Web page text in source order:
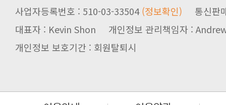
사업자등록번호 : 510-03-33504(정보확인) 통신판
대표자 : Kevin Shon 개인정보 관리책임자 :
개인정보 보호기간 : 회원탈퇴시